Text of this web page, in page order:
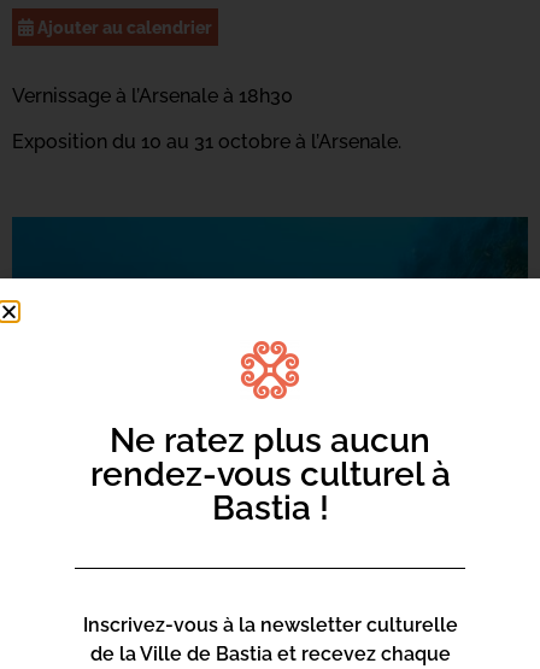
Ajouter au calendrier
Vernissage à l’Arsenale à 18h30
Exposition du 10 au 31 octobre à l’Arsenale.
Ne ratez plus aucun
rendez-vous culturel à
Bastia !
Inscrivez-vous à la newsletter culturelle
de la Ville de Bastia et recevez chaque